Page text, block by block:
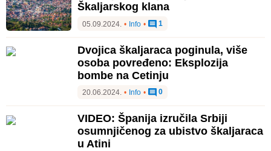
Škaljarskog klana
05.09.2024. • Info • 1
Dvojica škaljaraca poginula, više
osoba povređeno: Eksplozija
bombe na Cetinju
20.06.2024. • Info • 0
VIDEO: Španija izručila Srbiji
osumnjičenog za ubistvo škaljaraca
u Atini